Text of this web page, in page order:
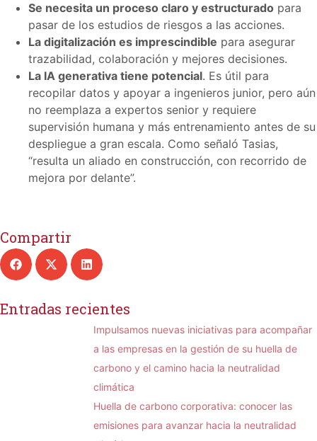
Se necesita un proceso claro y estructurado para
pasar de los estudios de riesgos a las acciones.
La digitalización es imprescindible para asegurar
trazabilidad, colaboración y mejores decisiones.
La IA generativa tiene potencial. Es útil para
recopilar datos y apoyar a ingenieros junior, pero aún
no reemplaza a expertos senior y requiere
supervisión humana y más entrenamiento antes de su
despliegue a gran escala. Como señaló Tasias,
“resulta un aliado en construcción, con recorrido de
mejora por delante”.
Compartir
Entradas recientes
Impulsamos nuevas iniciativas para acompañar
a las empresas en la gestión de su huella de
carbono y el camino hacia la neutralidad
climática
Huella de carbono corporativa: conocer las
emisiones para avanzar hacia la neutralidad